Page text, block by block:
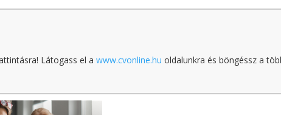
Látogass el awww.cvonline.hu oldalunkra és böngéssz a